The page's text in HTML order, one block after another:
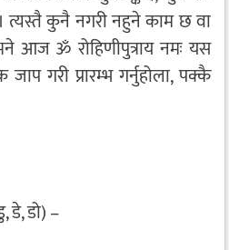
। त्यस्तै कुनै नगरी नहुने काम छ वा
आज ॐ रोहिणीपुत्राय नमः यस
गरी प्रारम्भ गर्नुहोला, पक्कै
डे, डो) –